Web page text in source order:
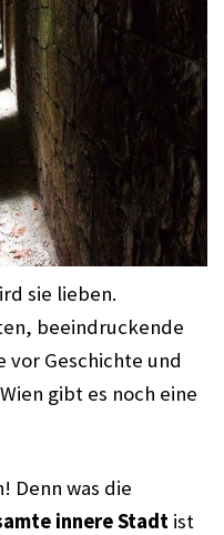
sie lieben.
beeindruckende
vor Geschichte und
gibt es noch eine
Denn was die
innere Stadt ist